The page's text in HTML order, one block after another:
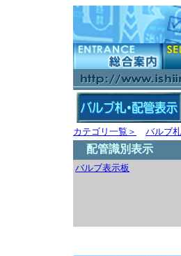
カテゴリ一覧＞ バルブ
配管識別表示
バルブ表示板